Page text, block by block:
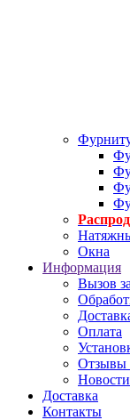
Окна
Информация
Вызов
Оплата
Отзывы
Новости
Доставка
Контакты